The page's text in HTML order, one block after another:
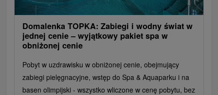
Domalenka TOPKA: Zabiegi i wodny świat w
jednej cenie – wyjątkowy pakiet spa w
obniżonej cenie
Pobyt w uzdrawisku w obniżonej cenie, obejmujący
zabiegi pielęgnacyjne, wstęp do Spa & Aquaparku i na
basen olimpijski - wszystko wliczone w cenę pobytu, bez